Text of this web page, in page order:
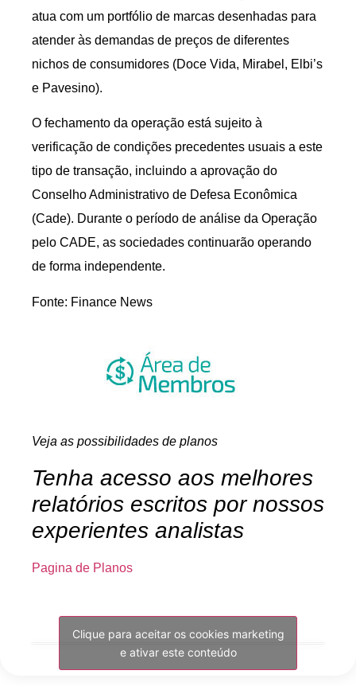
atua com um portfólio de marcas desenhadas para
atender às demandas de preços de diferentes
nichos de consumidores (Doce Vida, Mirabel, Elbi’s
e Pavesino).
O fechamento da operação está sujeito à
verificação de condições precedentes usuais a este
tipo de transação, incluindo a aprovação do
Conselho Administrativo de Defesa Econômica
(Cade). Durante o período de análise da Operação
pelo CADE, as sociedades continuarão operando
de forma independente.
Fonte: Finance News
Veja as possibilidades de planos
Tenha acesso aos melhores
relatórios escritos por nossos
experientes analistas
Pagina de Planos
Clique para aceitar os cookies marketing
e ativar este conteúdo